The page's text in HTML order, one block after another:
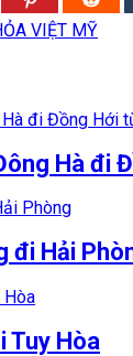
VIỆT MỸ
Hà đi
đi Hải
Tuy Hòa